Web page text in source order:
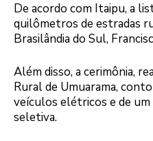
De acordo com Itaipu, a
quilômetros de estradas
Brasilândia do Sul,
Além disso, a cerimônia,
Rural de Umuarama,
veículos elétricos e de
seletiva.